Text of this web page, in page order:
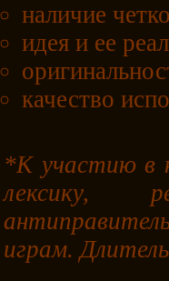
наличие
идея и ее
качество
*К участию в
лексику,
играм.